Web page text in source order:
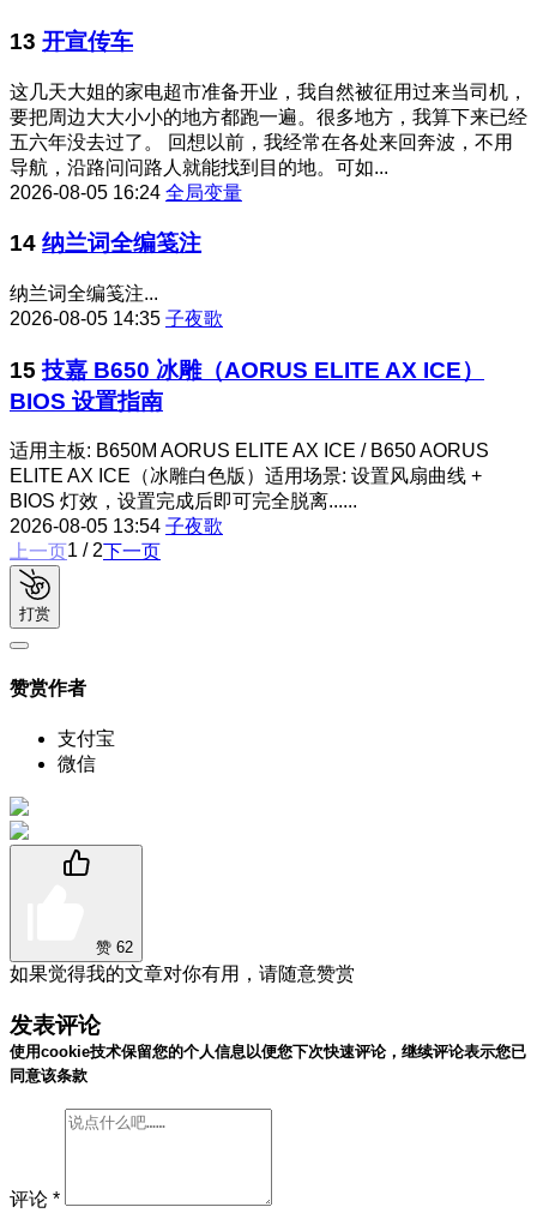
13 开宣传车
这几天大姐的家电超市准备开业，我自然被征用过来当司机，
要把周边大大小小的地方都跑一遍。很多地方，我算下来已经
五六年没去过了。 回想以前，我经常在各处来回奔波，不用
导航，沿路问问路人就能找到目的地。可如...
2026-08-05 16:24 全局变量
14 纳兰词全编笺注
纳兰词全编笺注...
2026-08-05 14:35 子夜歌
15 技嘉 B650 冰雕（AORUS ELITE AX ICE）
BIOS 设置指南
适用主板: B650M AORUS ELITE AX ICE / B650 AORUS
ELITE AX ICE（冰雕白色版）适用场景: 设置风扇曲线 +
BIOS 灯效，设置完成后即可完全脱离......
2026-08-05 13:54 子夜歌
上一页1 / 2下一页
打赏
赞赏作者
支付宝
微信
赞 62
如果觉得我的文章对你有用，请随意赞赏
发表评论
使用cookie技术保留您的个人信息以便您下次快速评论，继续评论表示您已
同意该条款
评论 *